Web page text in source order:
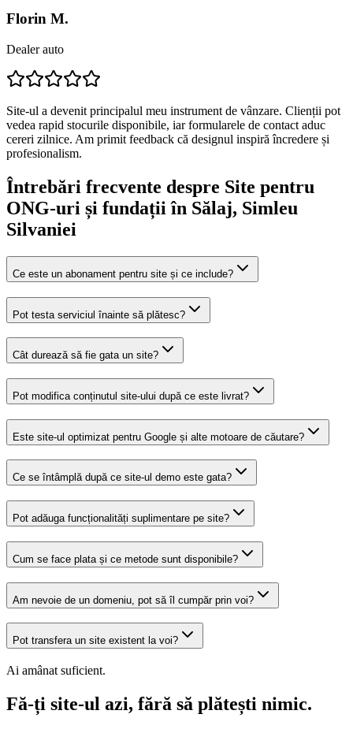
Florin M.
Dealer auto
Site-ul a devenit principalul meu instrument de vânzare. Clienții pot
vedea rapid stocurile disponibile, iar formularele de contact aduc
cereri zilnice. Am primit feedback că designul inspiră încredere și
profesionalism.
Întrebări frecvente despre Site pentru
ONG-uri și fundații în Sălaj, Simleu
Silvaniei
Ce este un abonament pentru site și ce include?
Pot testa serviciul înainte să plătesc?
Cât durează să fie gata un site?
Pot modifica conținutul site-ului după ce este livrat?
Este site-ul optimizat pentru Google și alte motoare de căutare?
Ce se întâmplă după ce site-ul demo este gata?
Pot adăuga funcționalități suplimentare pe site?
Cum se face plata și ce metode sunt disponibile?
Am nevoie de un domeniu, pot să îl cumpăr prin voi?
Pot transfera un site existent la voi?
Ai amânat suficient.
Fă-ți site-ul azi, fără să plătești nimic.